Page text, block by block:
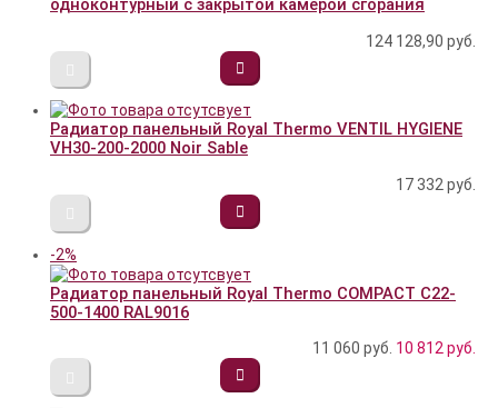
одноконтурный с закрытой камерой сгорания
124 128,90 руб.
Радиатор панельный Royal Thermo VENTIL HYGIENE
VH30-200-2000 Noir Sable
17 332 руб.
-2%
Радиатор панельный Royal Thermo COMPACT C22-
500-1400 RAL9016
11 060 руб. 10 812руб.